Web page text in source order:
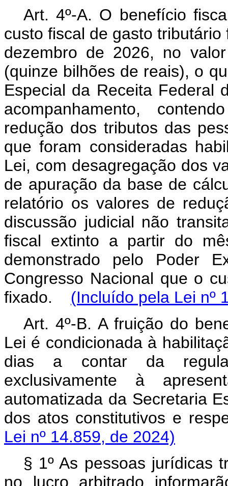
Art. 4º-A. O benefício
custo fiscal de gasto
dezembro de 2026, no
(quinze bilhões de reais), o
Especial da Receita Federal
acompanhamento,
redução dos tributos das
que foram consideradas
Lei, com desagregação dos
de apuração da base de
relatório os valores de
discussão judicial não
fiscal extinto a partir do
demonstrado pelo Poder
Congresso Nacional que o
fixado. (Incluído pela Lei nº
Art. 4º-B. A fruição do
Lei é condicionada à
dias a contar da
exclusivamente à
automatizada da Secretaria
dos atos constitutivos e
Lei nº 14.859, de 2024)
§ 1º As pessoas jurídicas
no lucro arbitrado